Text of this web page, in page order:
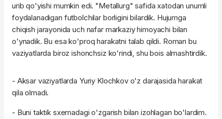
urib qo'yishi mumkin edi. "Metallurg" safida xatodan unumli
foydalanadigan futbolchilar borligini bilardik. Hujumga
chiqish jarayonida uch nafar markaziy himoyachi bilan
o'ynadik. Bu esa ko'proq harakatni talab qildi. Roman bu
vaziyatlarda biroz ishonchsiz ko'rindi, shu bois almashtirdik.
- Aksar vaziyatlarda Yuriy Klochkov o'z darajasida harakat
qila olmadi.
- Buni taktik sxemadagi o'zgarish bilan izohlagan bo'lardim.